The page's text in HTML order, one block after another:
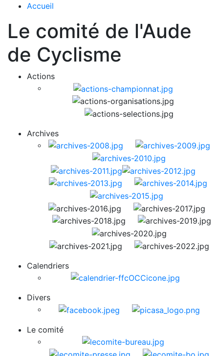
Accueil
Le comité de l'Aude
de Cyclisme
Actions
Archives
Calendriers
Divers
Le comité